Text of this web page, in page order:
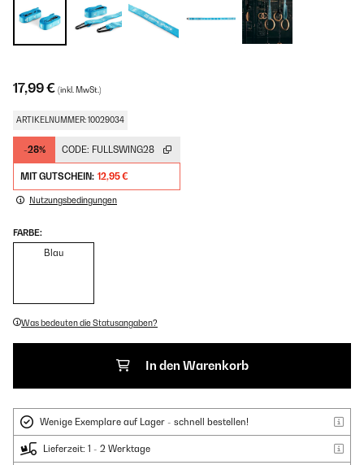
17,99 € (inkl. MwSt.)
ARTIKELNUMMER: 10029034
-28% CODE: FULLSWING28
MIT GUTSCHEIN: 12,95 €
Nutzungsbedingungen
FARBE:
Blau
Was bedeuten die Statusangaben?
In den Warenkorb
Wenige Exemplare auf Lager - schnell bestellen!
Lieferzeit: 1 - 2 Werktage